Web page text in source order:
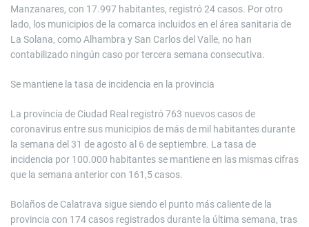
Manzanares, con 17.997 habitantes, registró 24 casos. Por otro
lado, los municipios de la comarca incluidos en el área sanitaria de
La Solana, como Alhambra y San Carlos del Valle, no han
contabilizado ningún caso por tercera semana consecutiva.
Se mantiene la tasa de incidencia en la provincia
La provincia de Ciudad Real registró 763 nuevos casos de
coronavirus entre sus municipios de más de mil habitantes durante
la semana del 31 de agosto al 6 de septiembre. La tasa de
incidencia por 100.000 habitantes se mantiene en las mismas cifras
que la semana anterior con 161,5 casos.
Bolaños de Calatrava sigue siendo el punto más caliente de la
provincia con 174 casos registrados durante la última semana, tras